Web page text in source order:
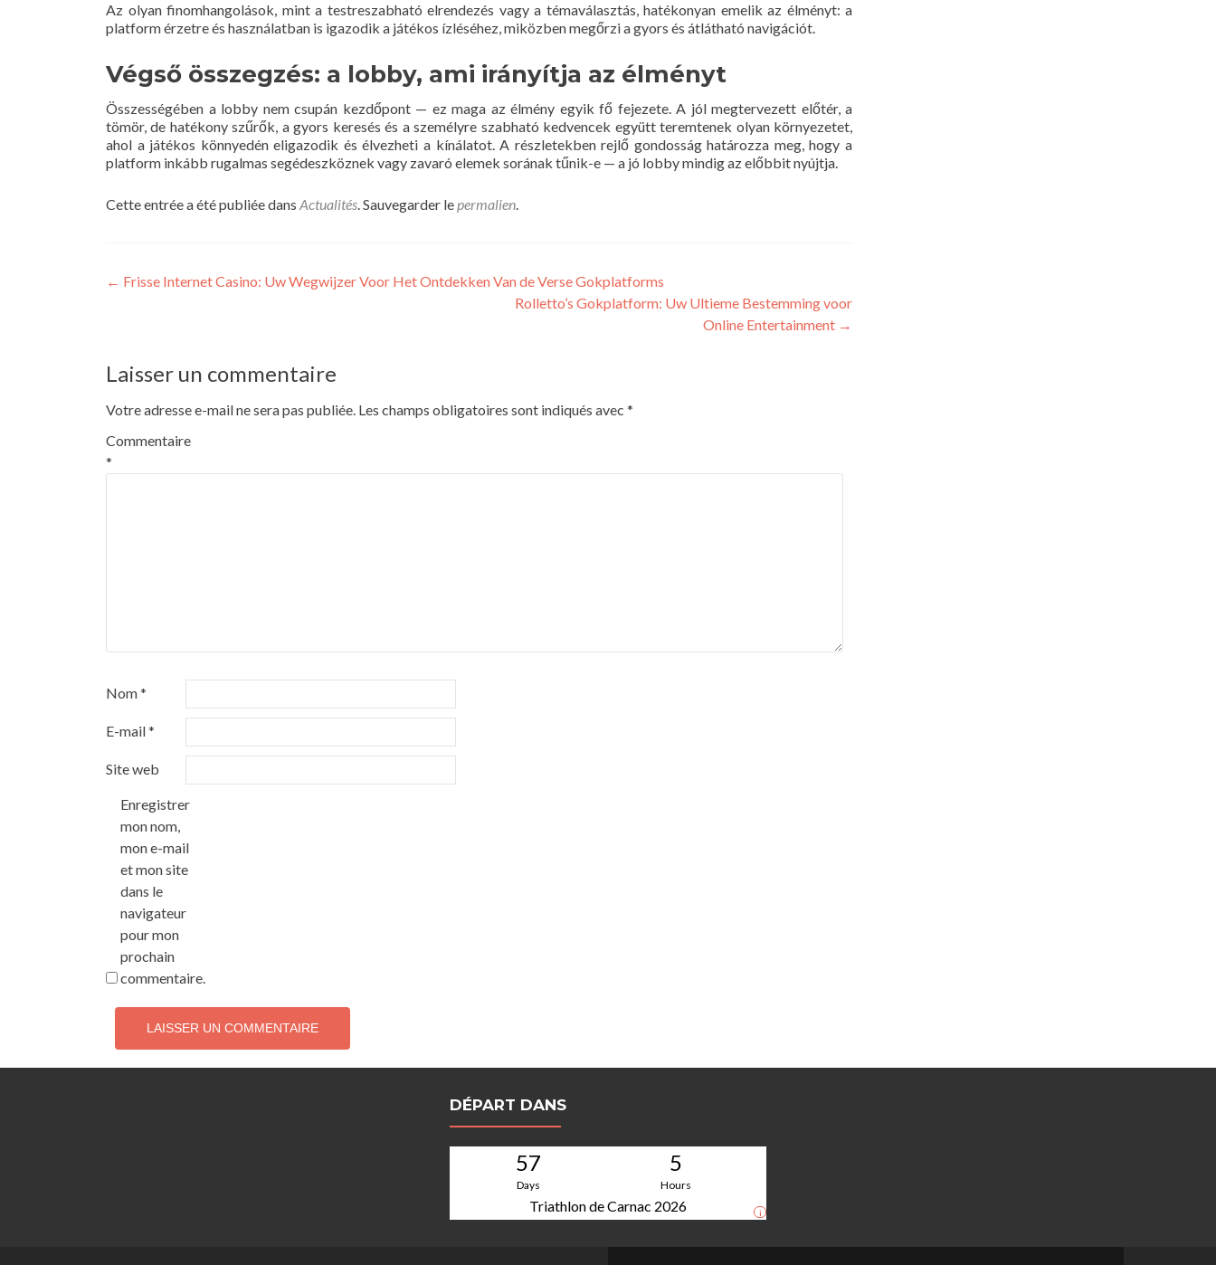
Az olyan finomhangolások, mint a testreszabható elrendezés vagy a témaválasztás, hatékonyan emelik az élményt: a
platform érzetre és használatban is igazodik a játékos ízléséhez, miközben megőrzi a gyors és átlátható navigációt.
Végső összegzés: a lobby, ami irányítja az élményt
Összességében a lobby nem csupán kezdőpont — ez maga az élmény egyik fő fejezete. A jól megtervezett előtér, a
tömör, de hatékony szűrők, a gyors keresés és a személyre szabható kedvencek együtt teremtenek olyan környezetet,
ahol a játékos könnyedén eligazodik és élvezheti a kínálatot. A részletekben rejlő gondosság határozza meg, hogy a
platform inkább rugalmas segédeszköznek vagy zavaró elemek sorának tűnik-e — a jó lobby mindig az előbbit nyújtja.
Cette entrée a été publiée dans Actualités. Sauvegarder lepermalien.
← Frisse Internet Casino: Uw Wegwijzer Voor Het Ontdekken Van de Verse Gokplatforms
Rolletto’s Gokplatform: Uw Ultieme Bestemming voor
Online Entertainment →
Laisser un commentaire
Votre adresse e-mail ne sera pas publiée. Les champs obligatoires sont indiqués avec *
Commentaire
*
Nom*
E-mail*
Site web
Enregistrer
mon nom,
mon e-mail
et mon site
dans le
navigateur
pour mon
prochain
commentaire.
DÉPART DANS
57
Days
5
Hours
Triathlon de Carnac 2026 i